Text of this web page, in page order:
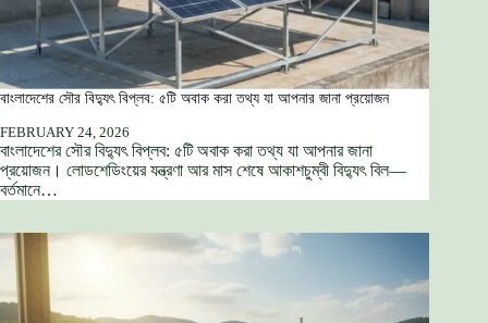
বাংলাদেশের সৌর বিদ্যুৎ বিপ্লব: ৫টি অবাক করা তথ্য যা আপনার জানা প্রয়োজন
FEBRUARY 24, 2026
বাংলাদেশের সৌর বিদ্যুৎ বিপ্লব: ৫টি অবাক করা তথ্য যা আপনার জানা
প্রয়োজন। লোডশেডিংয়ের যন্ত্রণা আর মাস শেষে আকাশচুম্বী বিদ্যুৎ বিল—
বর্তমানে…